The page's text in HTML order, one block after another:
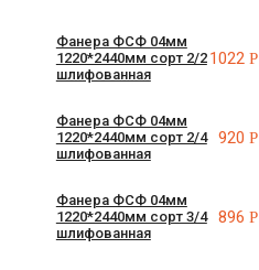
Фанера ФСФ 04мм
1220*2440мм сорт 2/2
шлифованная
1022Р
Фанера ФСФ 04мм
1220*2440мм сорт 2/4
шлифованная
920Р
Фанера ФСФ 04мм
1220*2440мм сорт 3/4
шлифованная
896Р